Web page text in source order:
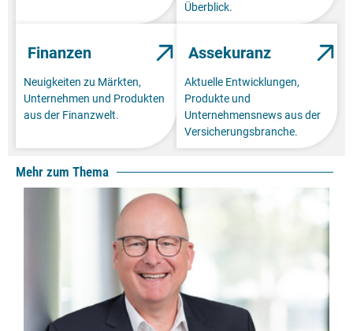
Überblick.
Finanzen
Neuigkeiten zu Märkten,
Unternehmen und Produkten
aus der Finanzwelt.
Assekuranz
Aktuelle Entwicklungen,
Produkte und
Unternehmensnews aus der
Versicherungsbranche.
Mehr zum Thema